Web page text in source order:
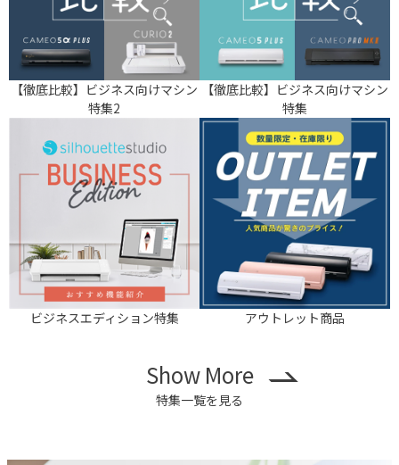
【徹底比較】ビジネス向けマシン
特集2
【徹底比較】ビジネス向けマシン
特集
ビジネスエディション特集 アウトレット商品
Show More
特集一覧を見る